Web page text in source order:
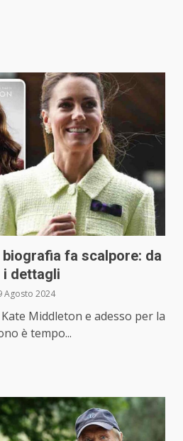
fa scalpore: da
i dettagli
Agosto 2024
Middleton e adesso per la
è tempo...